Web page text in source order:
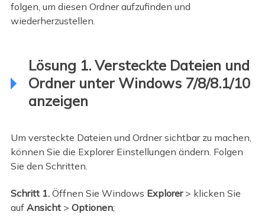
folgen, um diesen Ordner aufzufinden und
wiederherzustellen.
Lösung 1. Versteckte Dateien und
Ordner unter Windows 7/8/8.1/10
anzeigen
Um versteckte Dateien und Ordner sichtbar zu machen,
können Sie die Explorer Einstellungen ändern. Folgen
Sie den Schritten.
Schritt 1.Öffnen Sie Windows Explorer > klicken Sie
auf Ansicht > Optionen;